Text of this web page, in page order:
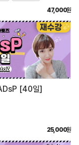
47,000원
[40일]
25,000원